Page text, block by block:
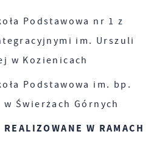
Podstawowa nr 1 z
im. Urszuli
w Kozienicach
Podstawowa im. bp.
Świerżach Górnych
REALIZOWANE W RAMACH